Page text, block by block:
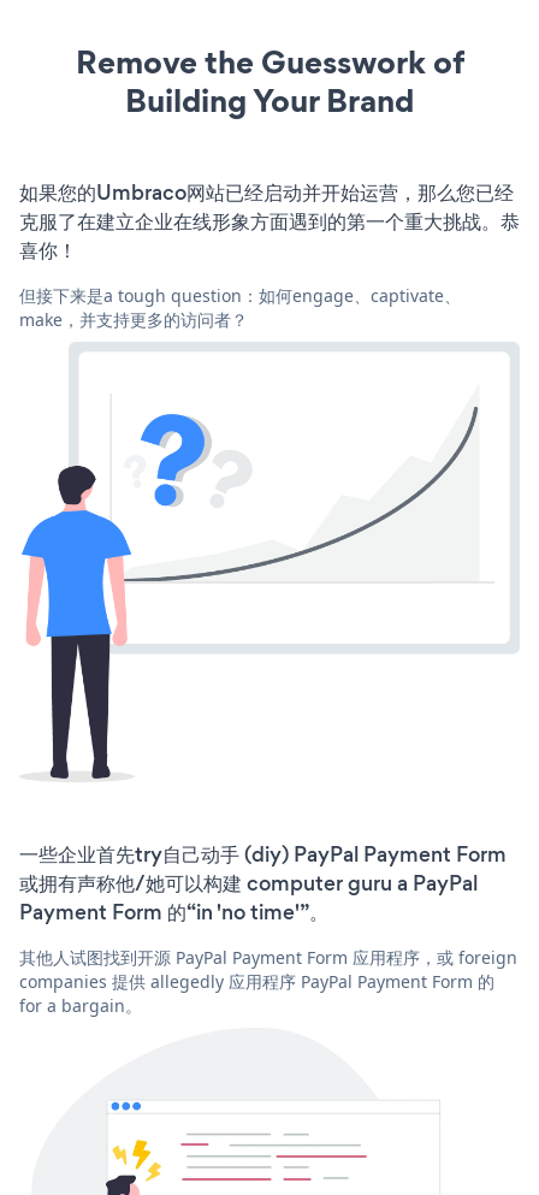
Remove the Guesswork of
Building Your Brand
如果您的Umbraco网站已经启动并开始运营，那么您已经
克服了在建立企业在线形象方面遇到的第一个重大挑战。恭
喜你！
但接下来是a tough question：如何engage、captivate、
make，并支持更多的访问者？
一些企业首先try自己动手 (diy) PayPal Payment Form
或拥有声称他/她可以构建 computer guru a PayPal
Payment Form 的“in 'no time'”。
其他人试图找到开源 PayPal Payment Form 应用程序，或 foreign
companies 提供 allegedly 应用程序 PayPal Payment Form 的
for a bargain。